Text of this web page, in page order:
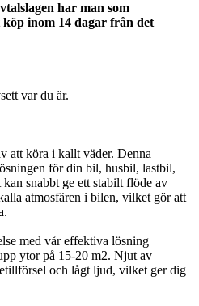
har man som
inom 14 dagar från det
var du är.
att köra i kallt väder. Denna
för din bil, husbil, lastbil,
snabbt ge ett stabilt flöde av
atmosfären i bilen, vilket gör att
med vår effektiva lösning
ytor på 15-20 m2. Njut av
och lågt ljud, vilket ger dig